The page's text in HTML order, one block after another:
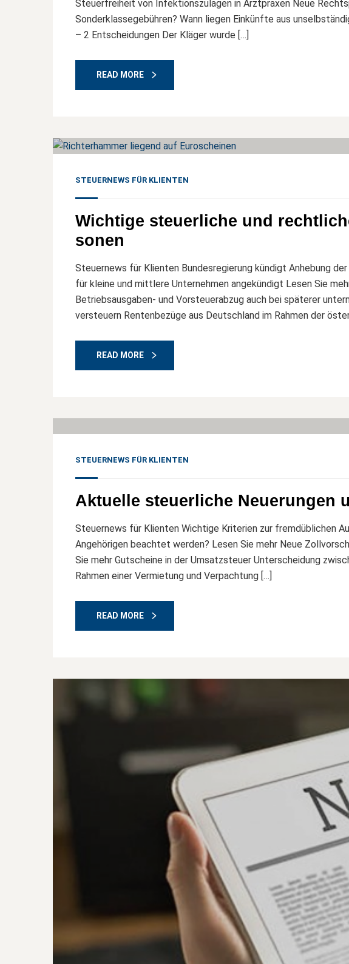
Steuerfreiheit von Infektionszulagen in Arztpraxen Neue
Sonderklassegebühren? Wann liegen Einkünfte aus
– 2 Entscheidungen Der Kläger wurde […]
READ MORE
STEUERNEWS FÜR KLIENTEN
Wichtige steuerliche und
sonen
Steuernews für Klienten Bundesregierung kündigt Anhebung
für kleine und mittlere Unternehmen angekündigt Lesen Sie
Betriebsausgaben- und Vorsteuerabzug auch bei späterer
versteuern Rentenbezüge aus Deutschland im Rahmen der
READ MORE
STEUERNEWS FÜR KLIENTEN
Aktuelle steuerliche Neuerungen
Steuernews für Klienten Wichtige Kriterien zur fremdüblichen
Angehörigen beachtet werden? Lesen Sie mehr Neue
Sie mehr Gutscheine in der Umsatzsteuer Unterscheidung
Rahmen einer Vermietung und Verpachtung […]
READ MORE